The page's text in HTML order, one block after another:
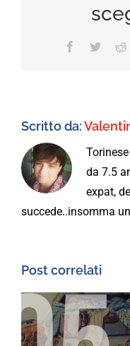
Facebook
Twitter
Scritto da:
da 7.5
expat,
succede..insomma
Post correlati